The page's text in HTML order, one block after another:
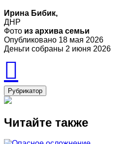
Ирина Бибик,
ДНР
Фото из архива семьи
Опубликовано 18 мая 2026
Деньги собраны 2 июня 2026
Рубрикатор
Читайте также